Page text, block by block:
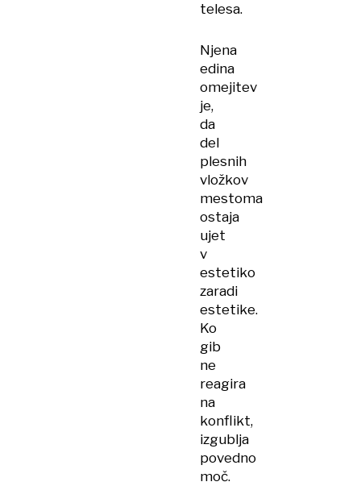
telesa.
Njena
edina
omejitev
je,
da
del
plesnih
vložkov
mestoma
ostaja
ujet
v
estetiko
zaradi
estetike.
Ko
gib
ne
reagira
na
konflikt,
izgublja
povedno
moč.